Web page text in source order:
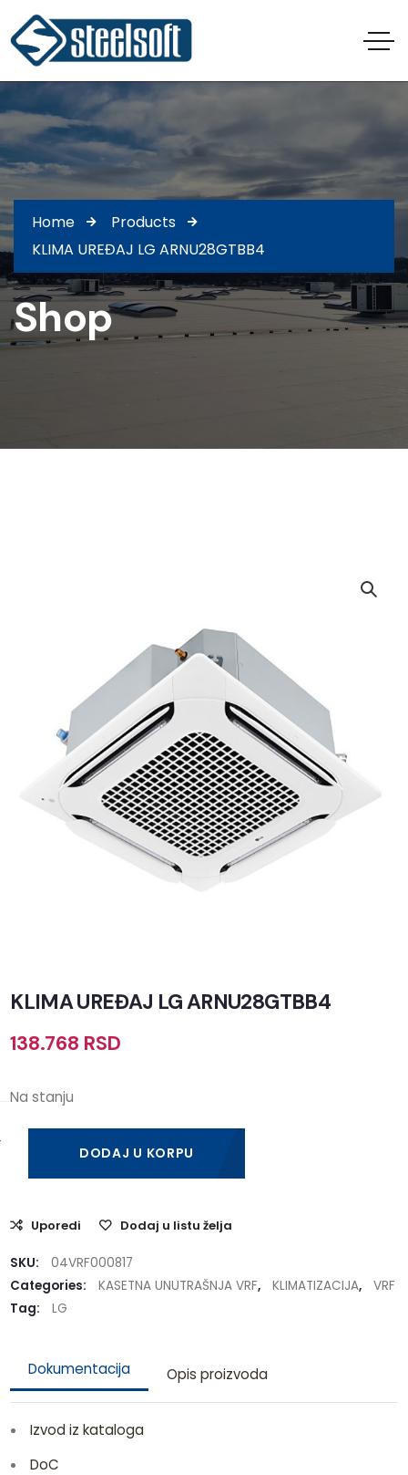
Home
Products
KLIMA UREĐAJ LG ARNU28GTBB4
Shop
KLIMA UREĐAJ LG ARNU28GTBB4
138.768 RSD
Na stanju
DODAJ U KORPU
Uporedi Dodaj u listu želja
SKU:
04VRF000817
Categories:
KASETNA UNUTRAŠNJA VRF, KLIMATIZACIJA,
VRF
Tag:
LG
Dokumentacija Opis proizvoda
Izvod iz kataloga
DoC